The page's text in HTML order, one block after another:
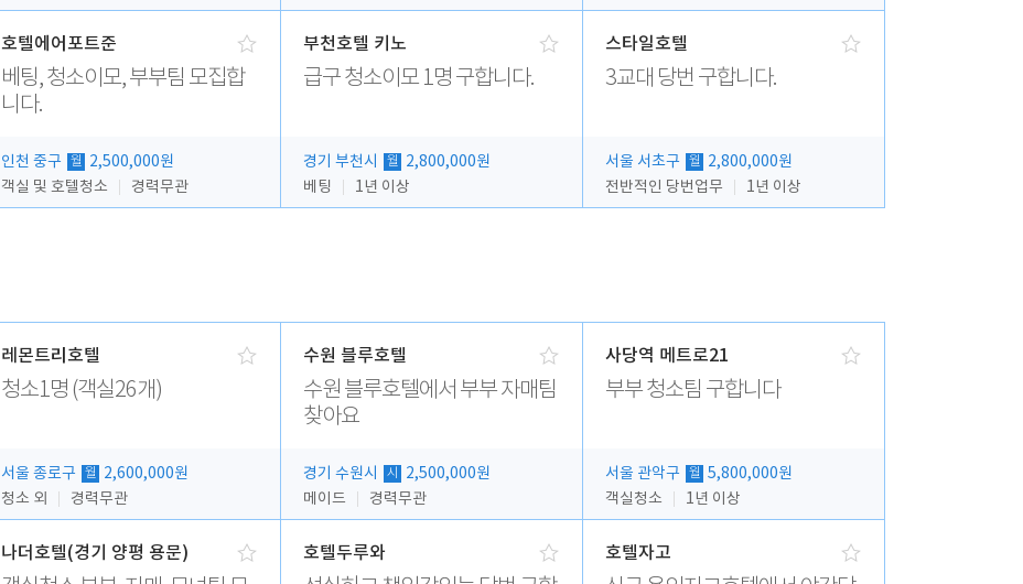
호텔에어포트준
베팅, 청소이모, 부부팀 모집합
니다.
인천 중구 월
2,500,000원
객실 및 호텔청소
경력무관
부천호텔 키노
급구 청소이모 1명 구합니다.
경기 부천시 월
2,800,000원
베팅
1년 이상
스타일호텔
3교대 당번 구합니다.
서울 서초구 월
2,800,000원
전반적인 당번업무
1년 이상
레몬트리호텔
청소1명 (객실26개)
서울 종로구 월
2,600,000원
청소 외
경력무관
수원 블루호텔
수원 블루호텔에서 부부 자매팀
찾아요
경기 수원시 시
2,500,000원
메이드
경력무관
사당역 메트로21
부부 청소팀 구합니다
서울 관악구 월
5,800,000원
객실청소
1년 이상
나더호텔(경기 양평 용문) 호텔두루와 호텔자고